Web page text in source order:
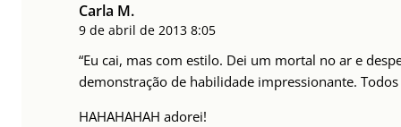
Carla M.
9 de abril de 2013 8:05
“Eu cai, mas com estilo. Dei um mortal no ar e
demonstração de habilidade impressionante.
HAHAHAHAH adorei!